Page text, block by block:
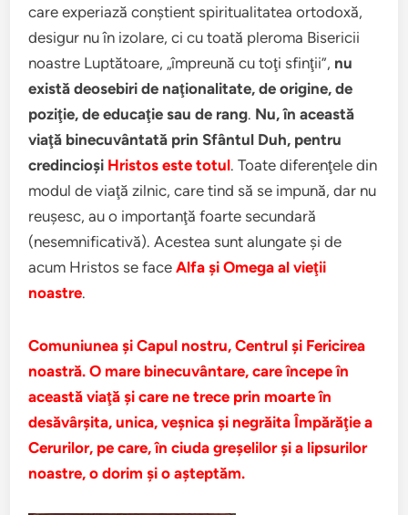
care experiază conştient spiritualitatea ortodoxă,
desigur nu în izolare, ci cu toată pleroma Bisericii
noastre Luptătoare, „împreună cu toţi sfinţii”, nu
există deosebiri de naţionalitate, de origine, de
poziţie, de educaţie sau de rang. Nu, în această
viaţă binecuvântată prin Sfântul Duh, pentru
credincioşi Hristos este totul. Toate diferenţele din
modul de viaţă zilnic, care tind să se impună, dar nu
reuşesc, au o importanţă foarte secundară
(nesemnificativă). Acestea sunt alungate şi de
acum Hristos se faceAlfa şi Omega al vieţii
noastre.
Comuniunea şi Capul nostru, Centrul şi Fericirea
noastră. O mare binecuvântare, care începe în
această viaţă şi care ne trece prin moarte în
desăvârşita, unica, veşnica şi negrăita Împărăţie a
Cerurilor, pe care, în ciuda greşelilor şi a lipsurilor
noastre, o dorim şi o aşteptăm.